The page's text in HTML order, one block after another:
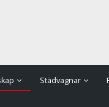
Städvagnar